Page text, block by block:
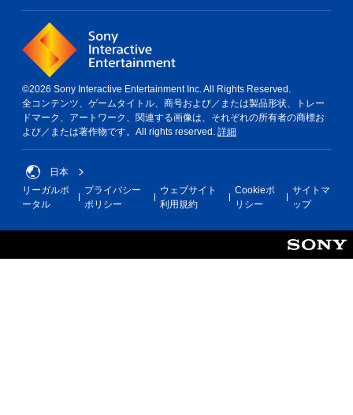
©2026 Sony Interactive Entertainment Inc. All Rights Reserved.
全コンテンツ、ゲームタイトル、商号および／または製品形状、トレー
ドマーク、アートワーク、関連する画像は、それぞれの所有者の商標お
よび／または著作物です。All rights reserved. 詳細
日本
リーガルポ
ータル
プライバシー
ポリシー
ウェブサイト
利用規約
Cookieポ
リシー
サイトマ
ップ